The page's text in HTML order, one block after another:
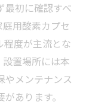
最初に確認すべ
用酸素カプセ
程度が主流とな
置場所には本
やメンテナンス
あります。